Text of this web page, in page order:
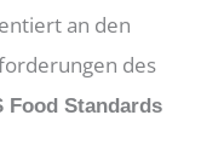
an den
des
Food Standards